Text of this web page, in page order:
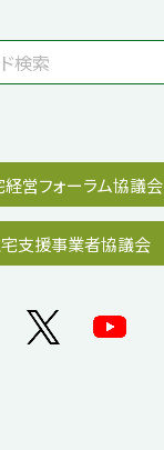
営フォーラム協議会
支援事業者協議会